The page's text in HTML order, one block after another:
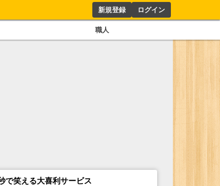
新規登録 ログイン
職人
で笑える大喜利サービス